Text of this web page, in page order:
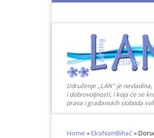
Udruženje „LAN“ je
i dobrovoljnosti, i koja će se
prava i građanskih sloboda
Home »EkoNamBihać »